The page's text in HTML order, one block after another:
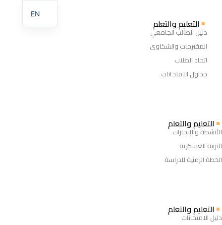
التعليم والتعلم
دليل الطالب الجامعي
المقترحات والشكاوى
اتحاد الطلاب
جداول الامتحانات
التعليم والتعلم
الأنشطة والإنجازات
التربية العسكرية
الخطة الزمنية للدراسة
التعليم والتعلم
دليل الامتحانات
EN